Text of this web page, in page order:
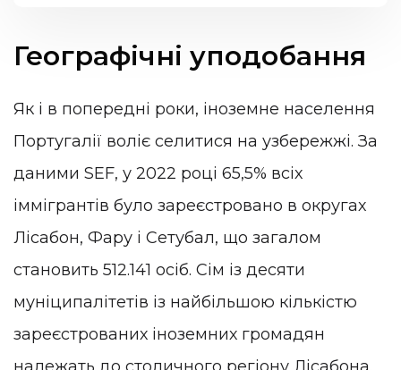
Географічні уподобання
Як і в попередні роки, іноземне населення
Португалії воліє селитися на узбережжі. За
даними SEF, у 2022 році 65,5% всіх
іммігрантів було зареєстровано в округах
Лісабон, Фару і Сетубал, що загалом
становить 512.141 осіб. Сім із десяти
муніципалітетів із найбільшою кількістю
зареєстрованих іноземних громадян